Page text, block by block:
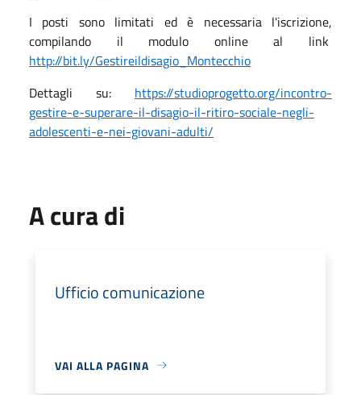
I posti sono limitati ed è necessaria l'iscrizione,
compilando il modulo online al link
http://bit.ly/Gestireildisagio_Montecchio
Dettagli su: https://studioprogetto.org/incontro-
gestire-e-superare-il-disagio-il-ritiro-sociale-negli-
adolescenti-e-nei-giovani-adulti/
A cura di
Ufficio comunicazione
VAI ALLA PAGINA